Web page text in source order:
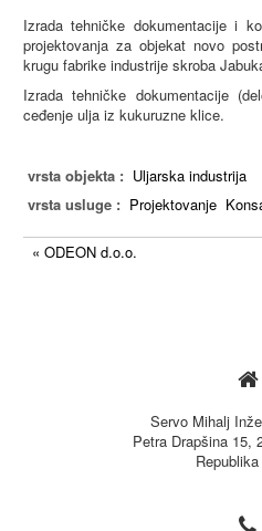
Izrada tehničke dokumentacije i
projektovanja za objekat novo
krugu fabrike industrije skroba
Izrada tehničke dokumentacije
ceđenje ulja iz kukuruzne klice.
vrsta objekta : Uljarska industrija
vrsta usluge : Projektovanje
« ODEON d.o.o.

Servo Mihalj
Petra Drapšina 15,
